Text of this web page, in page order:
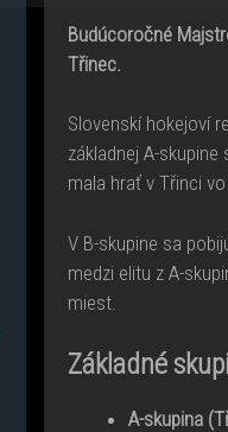
Budúcoročné
Třinec.
Slovenskí hokejoví
základnej A-
mala hrať v Třinci
V B-skupine sa
medzi elitu z A-
miest.
Základné
A-skupina